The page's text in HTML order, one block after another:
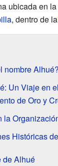
ubicada en
, dentro de la
nombre Alhué?
Un Viaje en
de Oro y
la
Históricas
de Alhué